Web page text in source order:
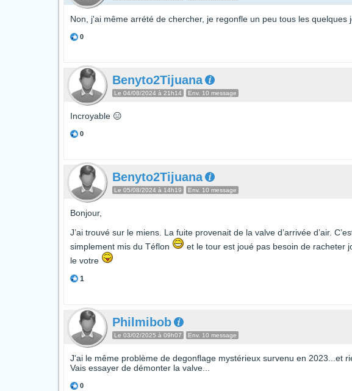
Non, j'ai même arrété de chercher, je regonfle un peu tous les quelques
0
Benyto2Tijuana
Le 04/08/2024 à 21h14 Env. 10 message
Incroyable 😑
0
Benyto2Tijuana
Le 05/08/2024 à 14h19 Env. 10 message
Bonjour,
J’ai trouvé sur le miens. La fuite provenait de la valve d’arrivée d’air.
simplement mis du Téflon
et le tour est joué pas besoin de racheter
le votre
1
Philmibob
Le 03/02/2025 à 09h07 Env. 10 message
J'ai le même problème de degonflage mystérieux survenu en 2023...et
Vais essayer de démonter la valve...
0